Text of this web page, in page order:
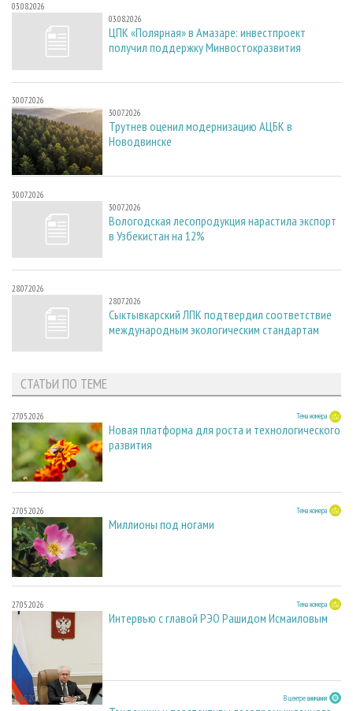
03.08.2026
03.08.2026
ЦПК «Полярная» в Амазаре: инвестпроект
получил поддержку Минвостокразвития
30.07.2026
30.07.2026
Трутнев оценил модернизацию АЦБК в
Новодвинске
30.07.2026
30.07.2026
Вологодская лесопродукция нарастила экспорт
в Узбекистан на 12%
28.07.2026
28.07.2026
Сыктывкарский ЛПК подтвердил соответствие
международным экологическим стандартам
СТАТЬИ ПО ТЕМЕ
27.05.2026 Тема номера
Новая платформа для роста и технологического
развития
27.05.2026 Тема номера
Миллионы под ногами
27.05.2026 Тема номера
Интервью с главой РЭО Рашидом Исмаиловым
27.05.2026 В центре внимания